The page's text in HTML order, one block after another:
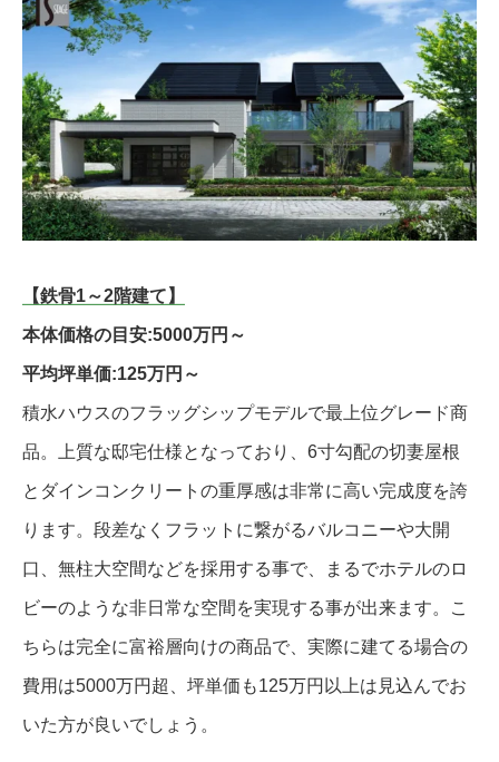
【鉄骨1～2階建て】
本体価格の目安:5000万円～
平均坪単価:125万円～
積水ハウスのフラッグシップモデルで最上位グレード商
品。上質な邸宅仕様となっており、6寸勾配の切妻屋根
とダインコンクリートの重厚感は非常に高い完成度を誇
ります。段差なくフラットに繋がるバルコニーや大開
口、無柱大空間などを採用する事で、まるでホテルのロ
ビーのような非日常な空間を実現する事が出来ます。こ
ちらは完全に富裕層向けの商品で、実際に建てる場合の
費用は5000万円超、坪単価も125万円以上は見込んでお
いた方が良いでしょう。